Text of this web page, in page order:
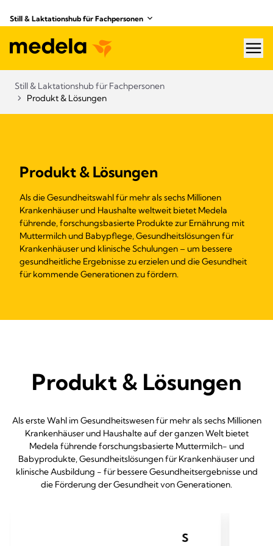
Still & Laktationshub für Fachpersonen
Still & Laktationshub für Fachpersonen
Produkt & Lösungen
Produkt & Lösungen
Als die Gesundheitswahl für mehr als sechs Millionen
Krankenhäuser und Haushalte weltweit bietet Medela
führende, forschungsbasierte Produkte zur Ernährung mit
Muttermilch und Babypflege, Gesundheitslösungen für
Krankenhäuser und klinische Schulungen – um bessere
gesundheitliche Ergebnisse zu erzielen und die Gesundheit
für kommende Generationen zu fördern.
Produkt & Lösungen
Als erste Wahl im Gesundheitswesen für mehr als sechs Millionen
Krankenhäuser und Haushalte auf der ganzen Welt bietet
Medela führende forschungsbasierte Muttermilch- und
Babyprodukte, Gesundheitslösungen für Krankenhäuser und
klinische Ausbildung - für bessere Gesundheitsergebnisse und
die Förderung der Gesundheit von Generationen.
S